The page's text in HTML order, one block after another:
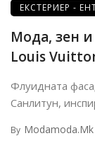
ЕКСТЕРИЕР -
Мода, зен и
Louis
Флуидната
Санлитун,
By Modamoda.mk